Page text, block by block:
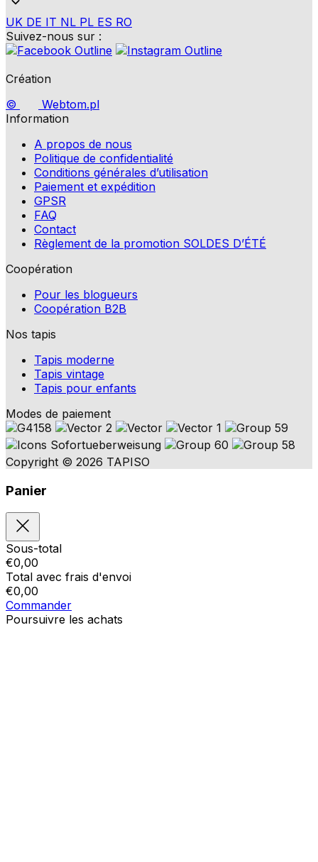
UK DE IT NL PL ES RO
Suivez-nous sur :
Création
©
Webtom.pl
Information
A propos de nous
Politique de confidentialité
Conditions générales d’utilisation
Paiement et expédition
GPSR
FAQ
Contact
Règlement de la promotion SOLDES D’ÉTÉ
Coopération
Pour les blogueurs
Coopération B2B
Nos tapis
Tapis moderne
Tapis vintage
Tapis pour enfants
Modes de paiement
Copyright © 2026 TAPISO
Panier
Sous-total
€0,00
Total avec frais d'envoi
€0,00
Commander
Poursuivre les achats